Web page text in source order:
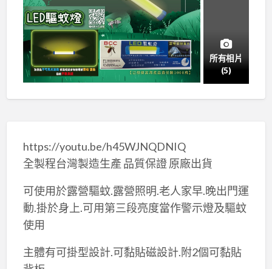
所有相片
(5)
https://youtu.be/h45WJNQDNIQ
全製程台灣製造生產 品質保證 原廠出貨
可使用於露營驅蚊.露營照明.老人家早.晚出門運
動.掛於身上.可用第三段亮度當作警示燈及驅蚊
使用
主體有可掛型設計.可黏貼磁設計.附2個可黏貼